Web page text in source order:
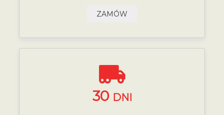
ZAMÓW
30 DNI